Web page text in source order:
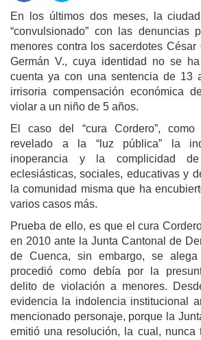
En los últimos dos meses, la
“convulsionado” con las denuncias
menores contra los sacerdotes
Germán V., cuya identidad no se
cuenta ya con una sentencia de 13
irrisoria compensación económica
violar a un niño de 5 años.
El caso del “cura Cordero”,
revelado a la “luz pública” la
inoperancia y la complicidad
eclesiásticas, sociales, educativas y
la comunidad misma que ha
varios casos más.
Prueba de ello, es que el cura
en 2010 ante la Junta Cantonal de
de Cuenca, sin embargo, se
procedió como debía por la
delito de violación a menores.
evidencia la indolencia institucional
mencionado personaje, porque la
emitió una resolución, la cual, nunca